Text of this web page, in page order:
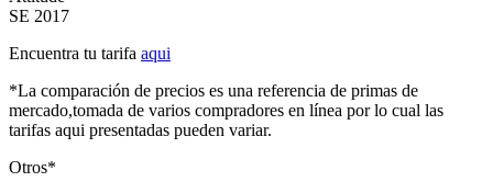
SE 2017
Encuentra tu tarifa aqui
*La comparación de precios es una referencia de primas de
mercado,tomada de varios compradores en línea por lo cual las
tarifas aqui presentadas pueden variar.
Otros*